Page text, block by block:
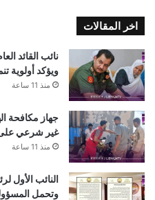
اخر المقالات
نائب القائد
ويؤكد أولوية
منذ 11 ساعة
غير شرعي على
منذ 11 ساعة
النائب الأول
وتحمل